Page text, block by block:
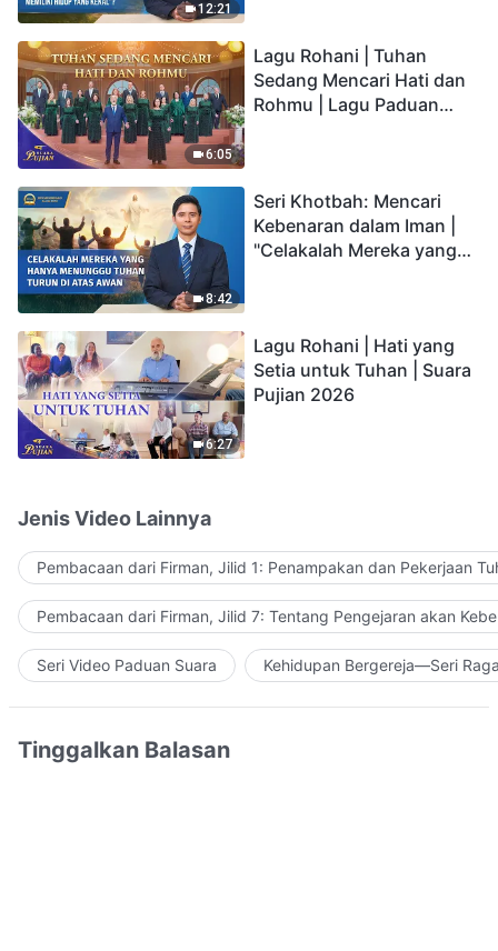
12:21
6:05
Lagu Rohani | Tuhan
Sedang Mencari Hati dan
Rohmu | Lagu Paduan
8:42
Seri Khotbah: Mencari
Kebenaran dalam Iman |
"Celakalah Mereka yang
6:27
Lagu Rohani | Hati yang
Setia untuk Tuhan | Suara
Pujian 2026
Jenis Video Lainnya
Pembacaan dari Firman, Jilid 1: Penampakan dan Pekerjaan
Pembacaan dari Firman, Jilid 7: Tentang Pengejaran akan
Seri Video Paduan Suara Kehidupan Bergereja—Seri
Tinggalkan Balasan